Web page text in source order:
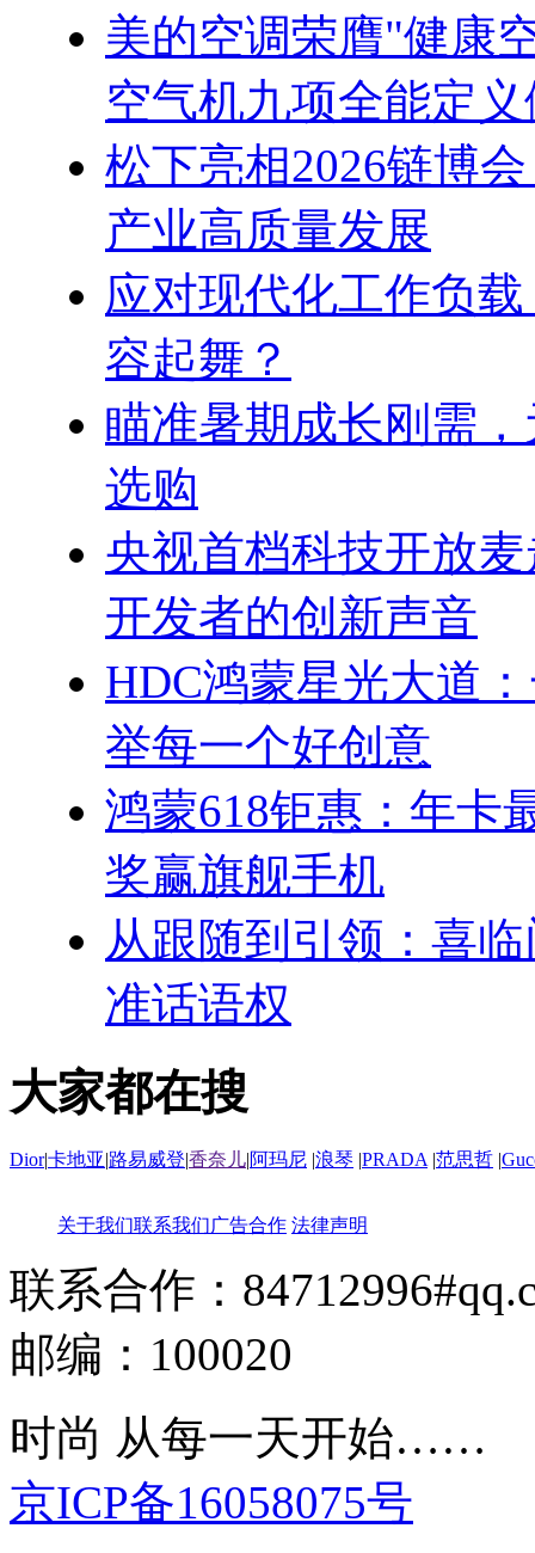
美的空调荣膺"健康
空气机九项全能定
松下亮相2026链博
产业高质量发展
应对现代化工作负
容起舞？
瞄准暑期成长刚需
选购
央视首档科技开放
开发者的创新声音
HDC鸿蒙星光大道
举每一个好创意
鸿蒙618钜惠：年卡
奖赢旗舰手机
从跟随到引领：喜
准话语权
大家都在搜
Dior|卡地亚|路易威登|香奈儿|阿玛尼 |浪琴 |PRADA |范思哲 |
关于我们联系我们广告合作 法律声明
联系合作：
邮编：100020
时尚 从每一天开始……
京ICP备16058075号